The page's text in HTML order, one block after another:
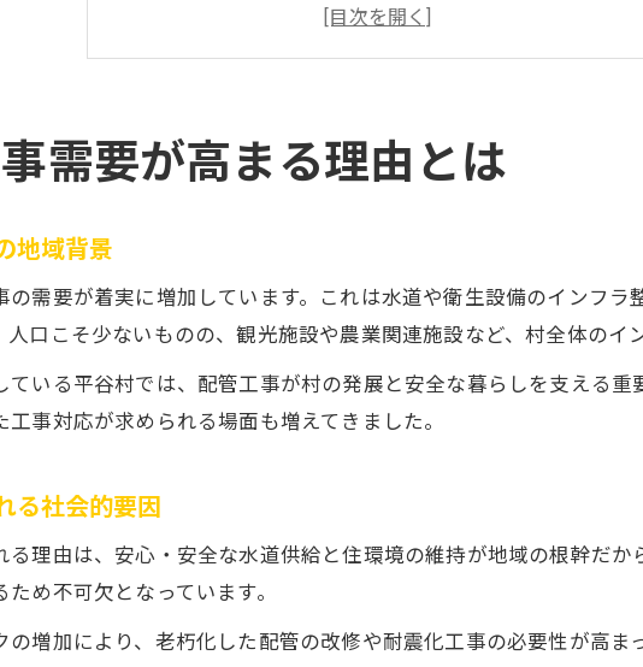
水道設備の老朽化が配管工事需要に与える影響
住環境と配管工事需要の関係を探る
配管工事の信頼性を見抜くポイント紹介
信頼できる配管工事業者を選ぶための視点
配管工事で確認すべき建設業許可の有無とは
配管工事業者の口コミ評価を活用する方法
現場導入に強い配管工事業者とは何か
現場導入が得意な配管工事業者の特徴解説
配管工事の現場対応力を見極めるチェック点
現場導入までの配管工事の流れと業者選定
長野県内で選ぶ配管工事候補の比較法
需要が高まる理由とは
地域背景
需要が着実に増加しています。これは水道や衛生設備のインフ
口こそ少ないものの、観光施設や農業関連施設など、村全体のイ
いる平谷村では、配管工事が村の発展と安全な暮らしを支える重
事対応が求められる場面も増えてきました。
る社会的要因
理由は、安心・安全な水道供給と住環境の維持が地域の根幹だ
め不可欠となっています。
の増加により、老朽化した配管の改修や耐震化工事の必要性が高ま